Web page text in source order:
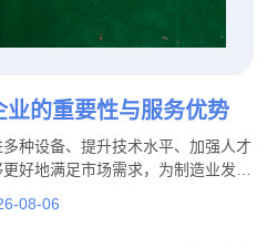
的重要性与服务优势
种设备、提升技术水平、加强人才
好地满足市场需求，为制造业发展
08-06